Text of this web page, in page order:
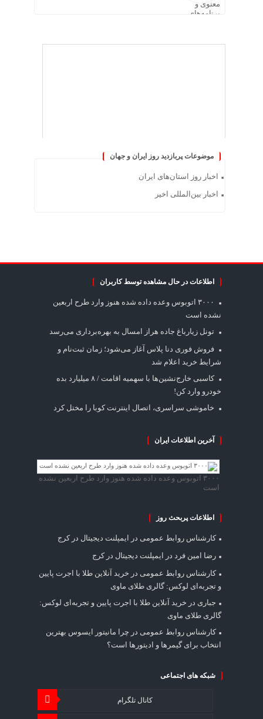
موضوعات پربازدید روز ایران و جهان
اخبار روز استان‌های ایران
اخبار بین‌المللی اخیر
اطلاعات در حال مشاهده توسط کاربران
۳۰۰۰ اتوبوس وعده داده شده هنوز وارد طرح اربعین
نشده است
تونل زیارباغ جاده هراز امسال به بهره‌برداری می‌رسد
فروش فوری دنا پلاس آغاز می‌شود؛ زمان ثبت‌نام و
شرایط خرید اعلام شد
کاسبی خارج‌نشین‌ها با سهمیه اقامت / ۸ میلیارد بده
خودرو وارد کن!
خاموشی سراسری، اتصال اینترنت کوبا را مختل کرد
آخرین اطلاعات ایران
۳۰۰۰ اتوبوس وعده داده شده هنوز وارد طرح اربعین نشده
است
اطلاعات پربحث روز
کارشناس روابط عمومی در
ایمپلنت دیجیتال در کرج
رضا امین فرد در
ایمپلنت دیجیتال در کرج
کارشناس روابط عمومی در خرید آنلاین طلا با اجرت پایین
و تجربه‌ای لوکس: گالری طلای ماوی
جباری در خرید آنلاین طلا با اجرت پایین و تجربه‌ای لوکس:
گالری طلای ماوی
کارشناس روابط عمومی در چرا مانیتور ایسوس بهترین
انتخاب برای گیمرها و ادیتورها است؟
شبکه های اجتماعی
کانال تلگرام